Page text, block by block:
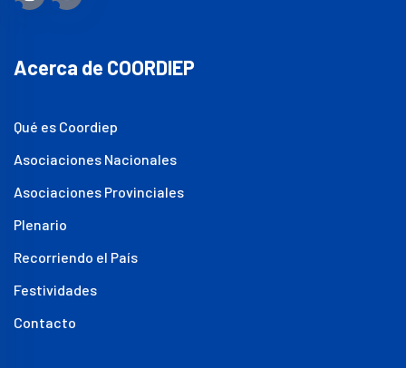
Acerca de COORDIEP
Qué es Coordiep
Asociaciones Nacionales
Asociaciones Provinciales
Plenario
Recorriendo el País
Festividades
Contacto